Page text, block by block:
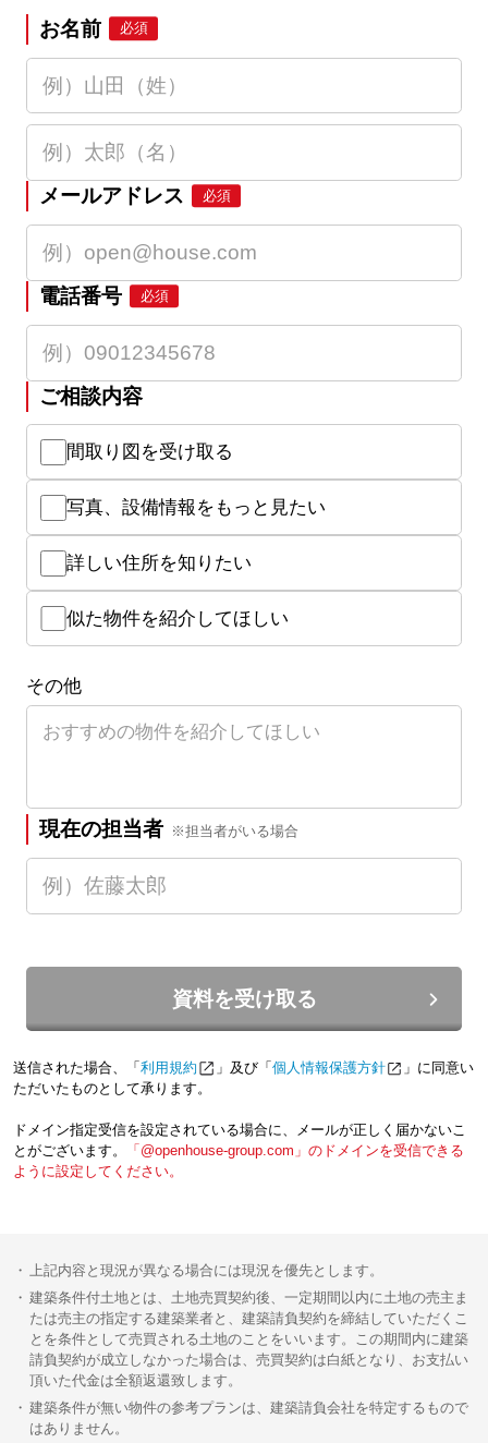
お名前 必須
メールアドレス 必須
電話番号 必須
ご相談内容
間取り図を受け取る
写真、設備情報をもっと見たい
詳しい住所を知りたい
似た物件を紹介してほしい
その他
現在の担当者 ※担当者がいる場合
資料を受け取る
送信された場合、「 利用規約 」及び「 個人情報保護方針
」に同意い
ただいたものとして承ります。
ドメイン指定受信を設定されている場合に、メールが正しく届かないこ
とがございます。
「@openhouse-group.com」のドメインを受信できる
ように設定してください。
上記内容と現況が異なる場合には現況を優先とします。
建築条件付土地とは、土地売買契約後、一定期間以内に土地の売主ま
たは売主の指定する建築業者と、建築請負契約を締結していただくこ
とを条件として売買される土地のことをいいます。この期間内に建築
請負契約が成立しなかった場合は、売買契約は白紙となり、お支払い
頂いた代金は全額返還致します。
建築条件が無い物件の参考プランは、建築請負会社を特定するもので
はありません。